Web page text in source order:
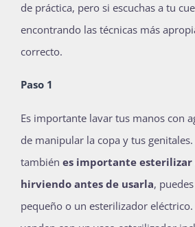
de práctica, pero si escuchas a tu
encontrando las técnicas más
correcto.
Paso 1
Es importante lavar tus manos con
de manipular la copa y tus
también es importante esterilizar
hirviendo antes de usarla,
pequeño o un esterilizador eléctrico.